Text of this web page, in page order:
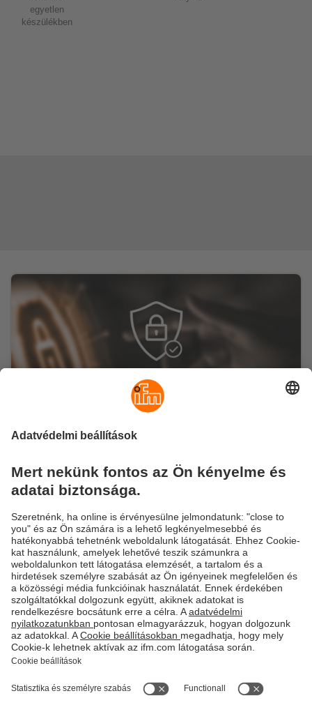
egyetlen
készülékben
Kiberbiztonság
Az IIoT Devices biztonsági funkciói a BSI és az IEC
62443-4-2 követelményein alapulnak. Az ifm IIoT
Controller egy szabadon programozható és ezáltal
csatlakozási lehetőségekkel. A számos támogatott
protokoll ellenére a felhasználó mindig egy kézben
tarthatja az átfogó kiberbiztonság összes fonalát.
Bővebben
Fenntarthatóság
Akadálymentesítés